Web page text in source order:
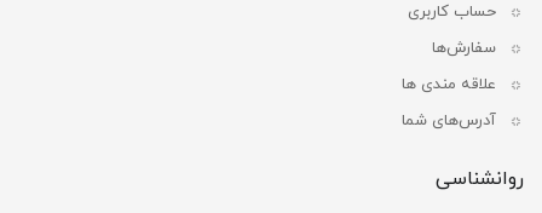
حساب کاربری
سفارش‌ها
علاقه مندی ها
آدرس‌های شما
روانشناسی